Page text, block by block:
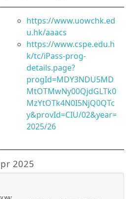
https://www.uowchk.ed
u.hk/aaacs
https://www.cspe.edu.h
k/tc/iPass-prog-
details.page?
progId=MDY3NDU5MD
MtOTMwNy00QjdGLTk0
MzYtOTk4N0I5NjQ0QTc
y&provId=CIU/02&year=
2025/26
2025